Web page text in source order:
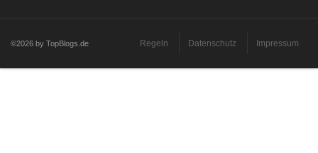
©2026 by TopBlogs.de Regeln Datenschutz Impressum